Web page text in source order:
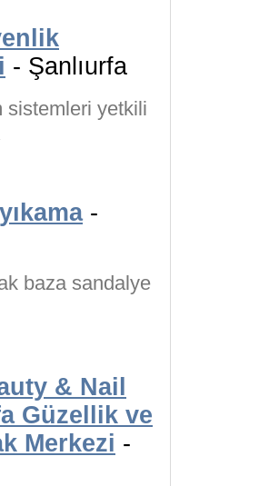
- Şanlıurfa
sistemleri yetkili
-
baza sandalye
& Nail
Güzellik ve
Merkezi -